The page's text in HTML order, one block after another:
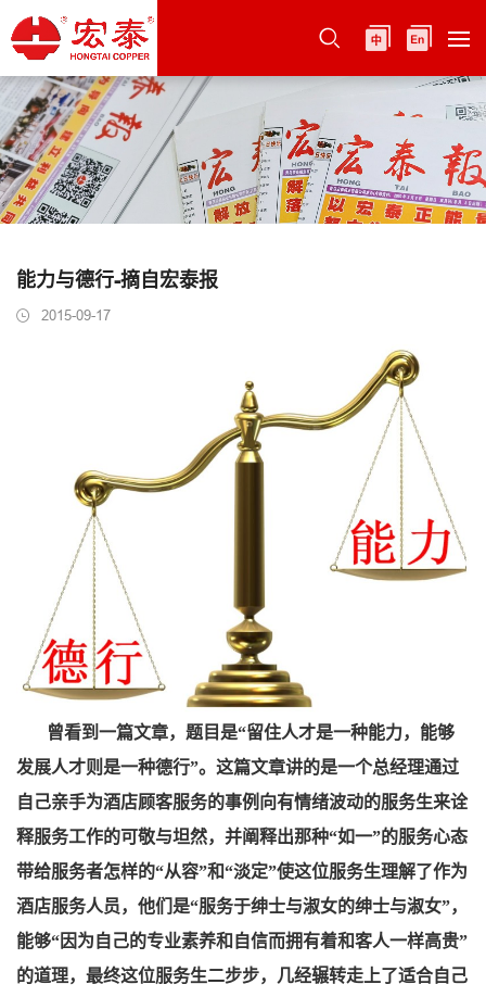
能力与德行-摘自宏泰报
2015-09-17
曾看到一篇文章，题目是“留住人才是一种能力，能够
发展人才则是一种德行”。这篇文章讲的是一个总经理通过
自己亲手为酒店顾客服务的事例向有情绪波动的服务生来诠
释服务工作的可敬与坦然，并阐释出那种“如一”的服务心态
带给服务者怎样的“从容”和“淡定”使这位服务生理解了作为
酒店服务人员，他们是“服务于绅士与淑女的绅士与淑女”，
能够“因为自己的专业素养和自信而拥有着和客人一样高贵”
的道理，最终这位服务生二步步，几经辗转走上了适合自己